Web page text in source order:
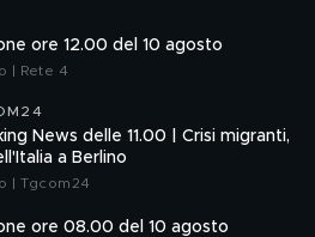
ore 12.00 del 10 agosto
| Rete 4
News delle 11.00 | Crisi migranti,
a Berlino
| Tgcom24
ore 08.00 del 10 agosto